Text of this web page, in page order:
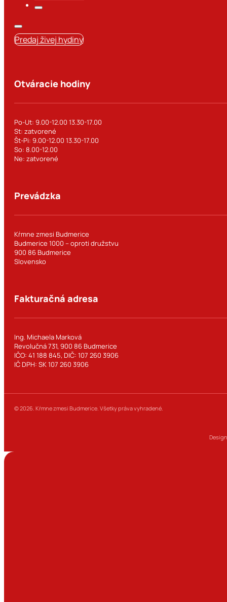
Predaj živej hydiny
Otváracie hodiny
Po-Ut: 9.00-12.00 13.30-17.00
St: zatvorené
Št-Pi: 9.00-12.00 13.30-17.00
So: 8.00-12.00
Ne: zatvorené
Prevádzka
Kŕmne zmesi Budmerice
Budmerice 1000 – oproti družstvu
900 86 Budmerice
Slovensko
Fakturačná adresa
Ing. Michaela Marková
Revolučná 731, 900 86 Budmerice
IČO: 41 188 845, DIČ: 107 260 3906
IČ DPH: SK 107 260 3906
© 2026. Kŕmne zmesi Budmerice. Všetky práva vyhradené.